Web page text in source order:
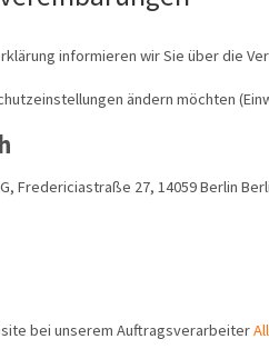
informieren wir Sie über die
ändern möchten
Fredericiastraße 27, 14059 Berlin
bei unserem Auftragsverarbeiter